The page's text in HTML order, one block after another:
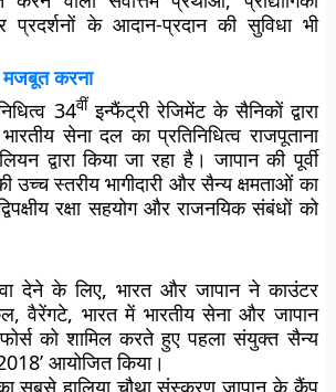
प्रदर्शनों के आदान-प्रदान की सुविधा भी
मजबूत करना
34वींइन्फैंट्री रेजिमेंट के सैनिकों द्वारा
सेना दल का प्रतिनिधित्व राजपूताना
द्वारा किया जा रहा है। जापान की पूर्वी
उच्च स्तरीय भागीदारी और सैन्य क्षमताओं का
रक्षा सहयोग और राजनयिक संबंधों को
देने के लिए, भारत और जापान ने काउंटर
वैरेंगटे, भारत में भारतीय सेना और जापान
को शामिल करते हुए पहला संयुक्त सैन्य
आयोजित किया।
सबसे हालिया चौथा संस्करण जापान के कैंप